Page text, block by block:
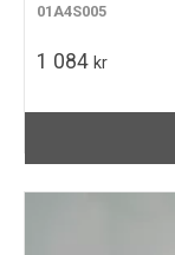
01A4S005
1 084 kr